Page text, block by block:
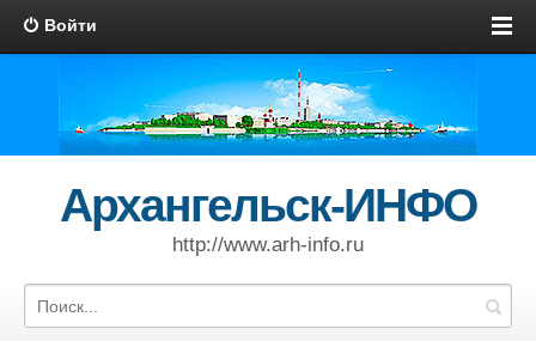
Войти
Архангельск-ИНФО
http://www.arh-info.ru